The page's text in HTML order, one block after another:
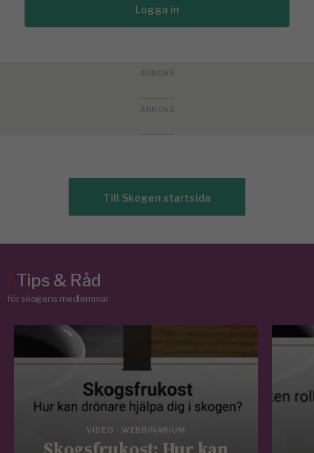
Logga in
Till Skogen startsida
/Tips & Råd
för skogens medlemmar
VIDEO - WEBBINARIUM